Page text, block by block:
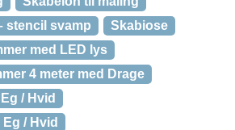
stencil svamp
Skabiose
med LED lys
4 meter med Drage
/ Hvid
/ Hvid